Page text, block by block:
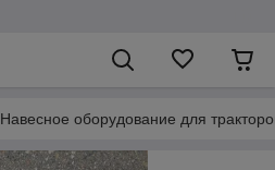
Навесное оборудование для